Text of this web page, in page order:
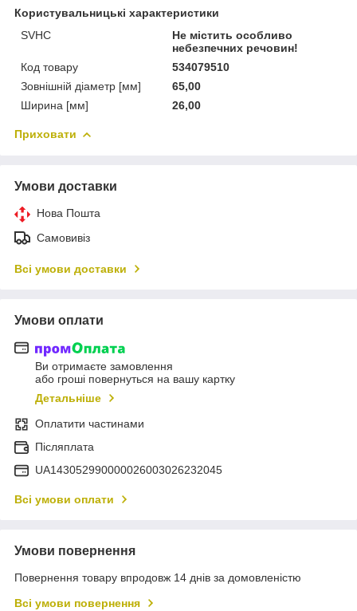
Користувальницькі характеристики
SVHC
Не містить особливо
небезпечних речовин!
Код товару
534079510
Зовнішній діаметр [мм]
65,00
Ширина [мм]
26,00
Приховати
Умови доставки
Нова Пошта
Самовивіз
Всі умови доставки
Умови оплати
Ви отримаєте замовлення
або гроші повернуться на вашу картку
Детальніше
Оплатити частинами
Післяплата
UA143052990000026003026232045
Всі умови оплати
Умови повернення
Повернення товару впродовж 14 днів за домовленістю
Всі умови повернення